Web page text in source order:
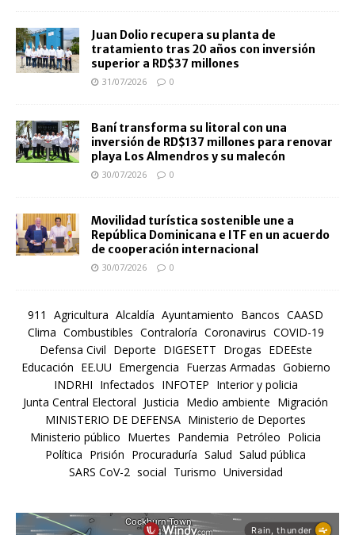
Juan Dolio recupera su planta de
tratamiento tras 20 años con inversión
superior a RD$37 millones
31/07/2026 0
Baní transforma su litoral con una
inversión de RD$137 millones para renovar
playa Los Almendros y su malecón
30/07/2026 0
Movilidad turística sostenible une a
República Dominicana e ITF en un acuerdo
de cooperación internacional
30/07/2026 0
911 Agricultura Alcaldía Ayuntamiento Bancos CAASD
Clima Combustibles Contraloría Coronavirus COVID-19
Defensa Civil Deporte DIGESETT Drogas EDEEste
Educación EE.UU Emergencia Fuerzas Armadas Gobierno
INDRHI Infectados INFOTEP Interior y policia
Junta Central Electoral Justicia Medio ambiente Migración
MINISTERIO DE DEFENSA Ministerio de Deportes
Ministerio público Muertes Pandemia Petróleo Policia
Política Prisión Procuraduría Salud Salud pública
SARS CoV-2 social Turismo Universidad